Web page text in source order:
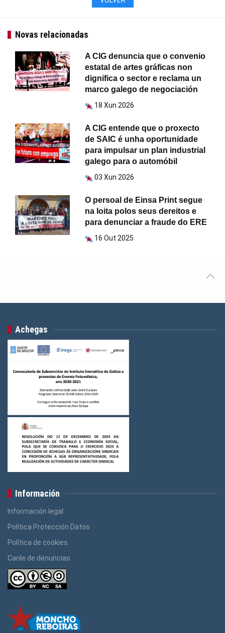
Novas relacionadas
A CIG denuncia que o convenio
estatal de artes gráficas non
dignifica o sector e reclama un
marco galego de negociación
18 Xun 2026
A CIG entende que o proxecto
de SAIC é unha oportunidade
para impulsar un plan industrial
galego para o automóbil
03 Xun 2026
O persoal de Einsa Print segue
na loita polos seus dereitos e
para denunciar a fraude do ERE
16 Out 2025
Achegas
Información
Información legal
Política Protección Datos
Política de cookies
Canle de denuncias